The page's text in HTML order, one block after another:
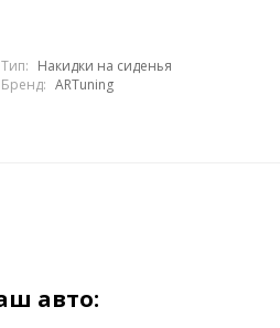
Тип: Накидки на сиденья
Бренд: ARTuning
авто: